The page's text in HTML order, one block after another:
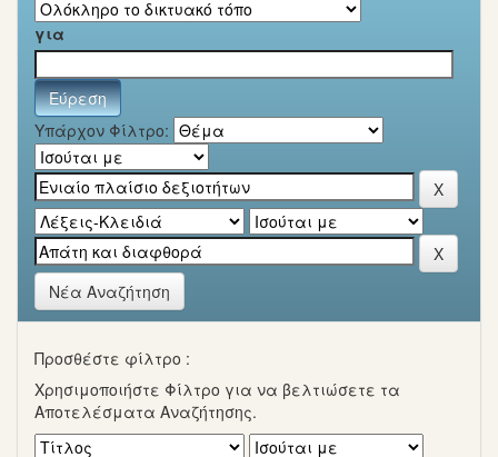
για
Υπάρχον Φίλτρο:
Νέα Αναζήτηση
Προσθέστε φίλτρο :
Χρησιμοποιήστε Φίλτρο για να βελτιώσετε τα
Αποτελέσματα Αναζήτησης.